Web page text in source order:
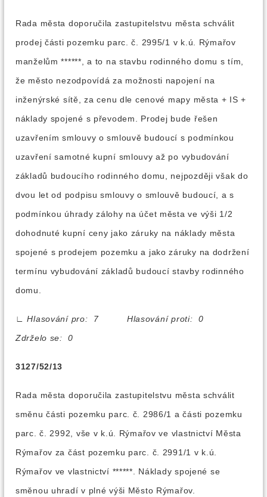
Rada města doporučila zastupitelstvu města schválit
prodej části pozemku parc. č. 2995/1 v k.ú. Rýmařov
manželům ******, a to na stavbu rodinného domu s tím,
že město nezodpovídá za možnosti napojení na
inženýrské sítě, za cenu dle cenové mapy města + IS +
náklady spojené s převodem. Prodej bude řešen
uzavřením smlouvy o smlouvě budoucí s podmínkou
uzavření samotné kupní smlouvy až po vybudování
základů budoucího rodinného domu, nejpozději však do
dvou let od podpisu smlouvy o smlouvě budoucí, a s
podmínkou úhrady zálohy na účet města ve výši 1/2
dohodnuté kupní ceny jako záruky na náklady města
spojené s prodejem pozemku a jako záruky na dodržení
termínu vybudování základů budoucí stavby rodinného
domu.
∟
Hlasování pro: 7 Hlasování proti: 0
Zdrželo se: 0
3127/52/13
Rada města doporučila zastupitelstvu města schválit
směnu části pozemku parc. č. 2986/1 a části pozemku
parc. č. 2992, vše v k.ú. Rýmařov ve vlastnictví Města
Rýmařov za část pozemku parc. č. 2991/1 v k.ú.
Rýmařov ve vlastnictví ******. Náklady spojené se
směnou uhradí v plné výši Město Rýmařov.